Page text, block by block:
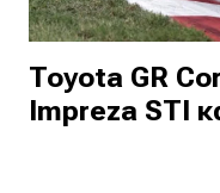
Toyota GR
Impreza STI